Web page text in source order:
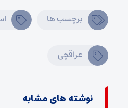
برچسب ها
عراقچی
نوشته های مشابه